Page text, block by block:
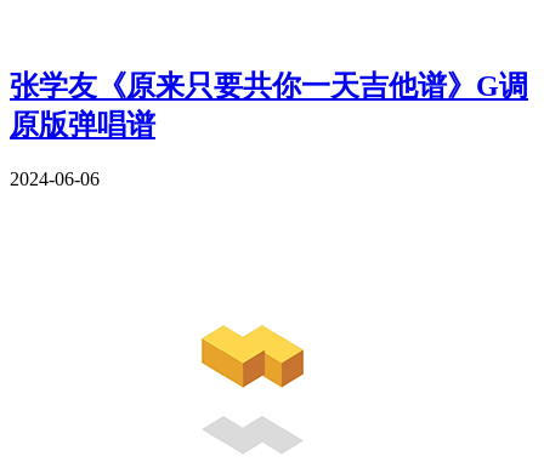
张学友《原来只要共你一天吉他谱》G调
原版弹唱谱
2024-06-06